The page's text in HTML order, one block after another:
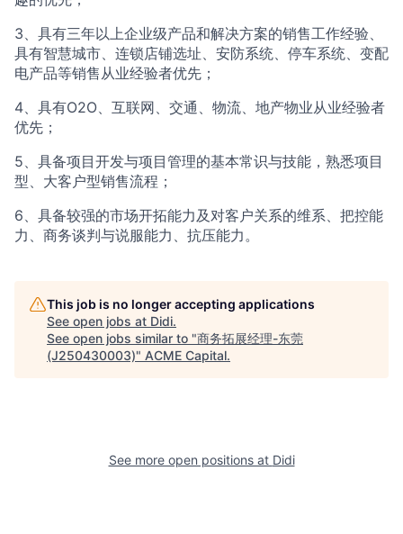
3、具有三年以上企业级产品和解决方案的销售工作经验、
具有智慧城市、连锁店铺选址、安防系统、停车系统、变配
电产品等销售从业经验者优先；
4、具有O2O、互联网、交通、物流、地产物业从业经验者
优先；
5、具备项目开发与项目管理的基本常识与技能，熟悉项目
型、大客户型销售流程；
6、具备较强的市场开拓能力及对客户关系的维系、把控能
力、商务谈判与说服能力、抗压能力。
This job is no longer accepting applications
See open jobs at Didi.
See open jobs similar to "商务拓展经理-东莞
(J250430003)" ACME Capital.
See more open positions at Didi